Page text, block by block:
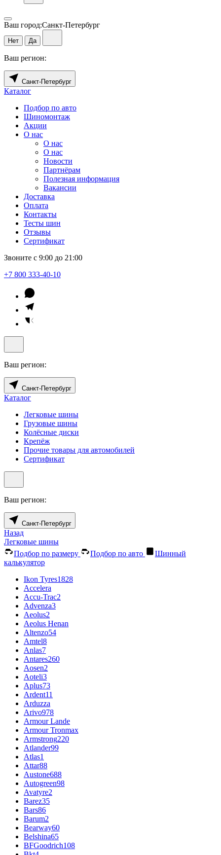
Ваш город:Санкт-Петербург
Нет Да
Ваш регион:
Санкт-Петербург
Каталог
Подбор по авто
Шиномонтаж
Акции
О нас
О нас
О нас
Новости
Партнёрам
Полезная информация
Вакансии
Доставка
Оплата
Контакты
Тесты шин
Отзывы
Сертификат
Звоните с 9:00 до 21:00
+7 800 333-40-10
Ваш регион:
Санкт-Петербург
Каталог
Легковые шины
Грузовые шины
Колёсные диски
Крепёж
Прочие товары для автомобилей
Сертификат
Ваш регион:
Санкт-Петербург
Назад
Легковые шины
Подбор по размеру
Подбор по авто
Шинный
калькулятор
Ikon Tyres1828
Accelera
Accu-Trac2
Advenza3
Aeolus2
Aeolus Henan
Altenzo54
Amtel8
Anlas7
Antares260
Aosen2
Aoteli3
Aplus73
Ardent11
Arduzza
Arivo978
Armour Lande
Armour Tronmax
Armstrong220
Atlander99
Atlas1
Attar88
Austone688
Autogreen98
Avatyre2
Barez35
Bars86
Barum2
Bearway60
Belshina65
BFGoodrich108